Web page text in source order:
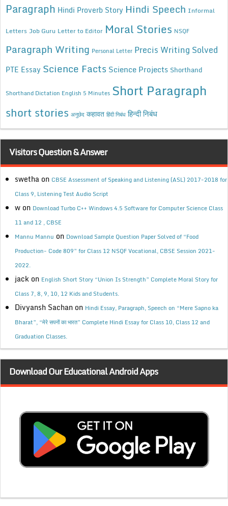
Paragraph Hindi Proverb Story Hindi Speech Informal
Letters Job Guru Letter to Editor Moral Stories NSQF
Paragraph Writing Personal Letter Precis Writing Solved
PTE Essay Science Facts Science Projects Shorthand
Shorthand Dictation English 5 Minutes Short Paragraph
short stories अनुछेद कहावत हिंदी निबंध हिन्दी निबंध
Visitors Question & Answer
swetha on CBSE Assessment of Speaking and Listening (ASL) 2017-2018 for
Class 9, Listening Test Audio Script
w on Download Turbo C++ Windows 4.5 Software for Computer Science Class
11 and 12 , CBSE
Mannu Mannu on Download Sample Question Paper Solved of “Food
Production- Code 809” for Class 12 NSQF Vocational, CBSE Session 2021-
2022.
jack on English Short Story “Union Is Strength” Complete Moral Story for
Class 7, 8, 9, 10, 12 Kids and Students.
Divyansh Sachan on Hindi Essay, Paragraph, Speech on “Mere Sapno ka
Bharat”, “मेरे सपनों का भारत” Complete Hindi Essay for Class 10, Class 12 and
Graduation Classes.
Download Our Educational Android Apps